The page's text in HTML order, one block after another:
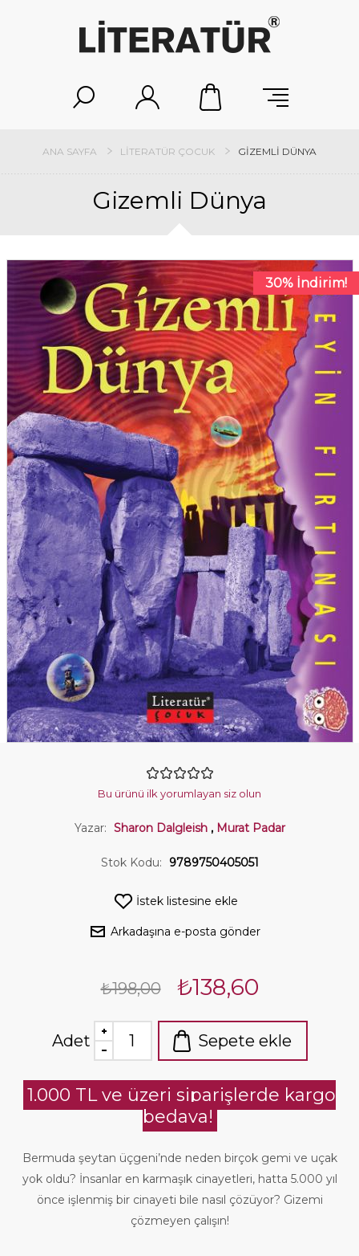
ANA SAYFA LITERATÜR ÇOCUK GIZEMLI DÜNYA
Gizemli Dünya
30% İndirim!
Bu ürünü ilk yorumlayan siz olun
Yazar: Sharon Dalgleish , Murat Padar
Stok Kodu: 9789750405051
İstek listesine ekle
Arkadaşına e-posta gönder
₺198,00 ₺138,60
Adet Sepete ekle
1.000 TL ve üzeri siparişlerde kargo
bedava!
Bermuda şeytan üçgeni’nde neden birçok gemi ve uçak
yok oldu? İnsanlar en karmaşık cinayetleri, hatta 5.000 yıl
önce işlenmiş bir cinayeti bile nasıl çözüyor? Gizemi
çözmeyen çalışın!